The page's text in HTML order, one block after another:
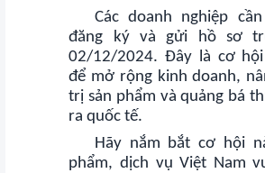
Các doanh nghiệp
đăng ký và gửi hồ sơ
02/12/2024. Đây là cơ
để mở rộng kinh doanh,
trị sản phẩm và quảng bá
ra quốc tế.
Hãy nắm bắt cơ hội
phẩm, dịch vụ Việt Nam